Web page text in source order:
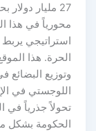
محورياً في هذا
استراتيجي يربط
الحرة. هذا
وتوزيع البضائع
اللوجستي في
تحولاً جذرياً في
الحكومة بشكل